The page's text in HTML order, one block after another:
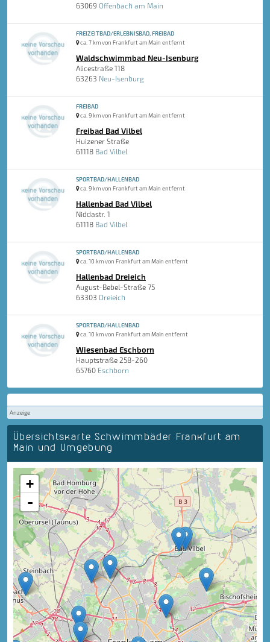
63069 Offenbach am Main
FREIZEITBAD/ERLEBNISBAD, FREIBAD
ca. 7 km von Frankfurt am Main entfernt
Waldschwimmbad Neu-Isenburg
Alicestraße 118
63263 Neu-Isenburg
FREIBAD
ca. 9 km von Frankfurt am Main entfernt
Freibad Bad Vilbel
Huizener Straße
61118 Bad Vilbel
SPORTBAD/HALLENBAD
ca. 9 km von Frankfurt am Main entfernt
Hallenbad Bad Vilbel
Niddastr. 1
61118 Bad Vilbel
SPORTBAD/HALLENBAD
ca. 10 km von Frankfurt am Main entfernt
Hallenbad Dreieich
August-Bebel-Straße 75
63303 Dreieich
SPORTBAD/HALLENBAD
ca. 10 km von Frankfurt am Main entfernt
Wiesenbad Eschborn
Hauptstraße 258-260
65760 Eschborn
Anzeige
Übersichtskarte Schwimmbäder Frankfurt am
Main und Umgebung
+
-